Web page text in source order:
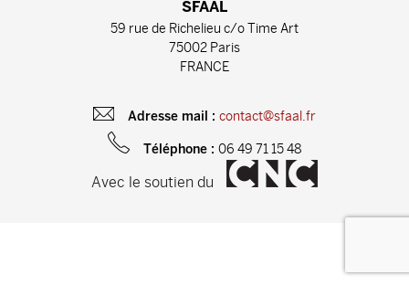
SFAAL
59 rue de Richelieu c/o Time Art
75002 Paris
FRANCE
Adresse mail : contact@sfaal.fr
Téléphone : 06 49 71 15 48
Avec le soutien du